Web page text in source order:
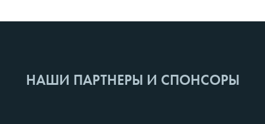
НАШИ ПАРТНЕРЫ И СПОНСОРЫ